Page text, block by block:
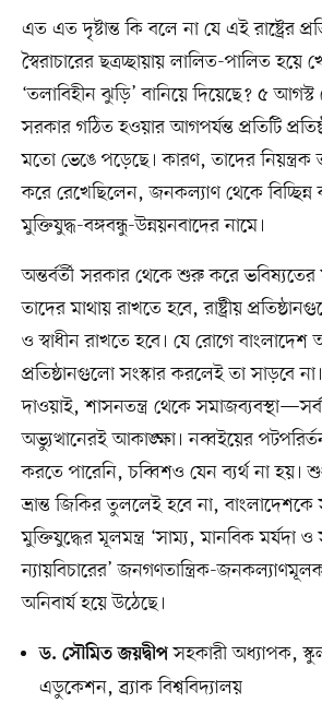
এত এত দৃষ্টান্ত কি বলে না যে এই রাষ্ট্রের
স্বৈরাচারের ছত্রচ্ছায়ায় লালিত-পালিত হয়ে
‘তলাবিহীন ঝুড়ি’ বানিয়ে দিয়েছে? ৫ আগস্ট
সরকার গঠিত হওয়ার আগপর্যন্ত প্রতিটি
মতো ভেঙে পড়েছে। কারণ, তাদের
করে রেখেছিলেন, জনকল্যাণ থেকে
মুক্তিযুদ্ধ-বঙ্গবন্ধু-উন্নয়নবাদের নামে।
অন্তর্বর্তী সরকার থেকে শুরু করে
তাদের মাথায় রাখতে হবে, রাষ্ট্রীয়
ও স্বাধীন রাখতে হবে। যে রোগে বাংলাদেশ
প্রতিষ্ঠানগুলো সংস্কার করলেই তা সাড়বে
দাওয়াই, শাসনতন্ত্র থেকে
অভ্যুত্থানেরই আকাঙ্ক্ষা। নব্বইয়ের
করতে পারেনি, চব্বিশও যেন ব্যর্থ না হয়। শুধু
ভ্রান্ত জিকির তুললেই হবে না, বাংলাদেশকে
মুক্তিযুদ্ধের মূলমন্ত্র ‘সাম্য, মানবিক মর্যদা
ন্যায়বিচারের’ জনগণতান্ত্রিক-জনকল্যাণমূলক
অনিবার্য হয়ে উঠেছে।
ড. সৌমিত জয়দ্বীপসহকারী অধ্যাপক,
এডুকেশন, ব্র্যাক বিশ্ববিদ্যালয়